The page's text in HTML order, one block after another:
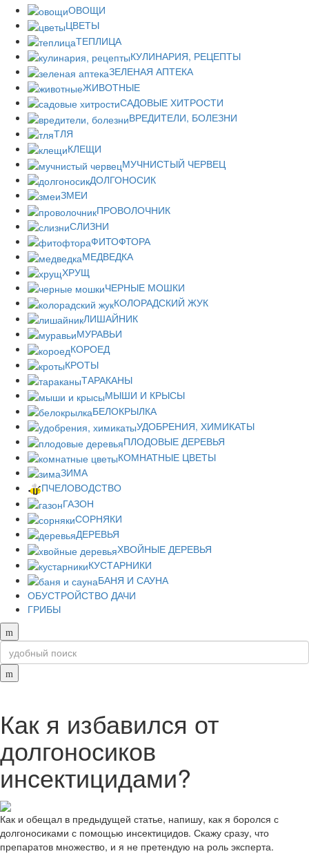
ОВОЩИ
ЦВЕТЫ
ТЕПЛИЦА
КУЛИНАРИЯ, РЕЦЕПТЫ
ЗЕЛЕНАЯ АПТЕКА
ЖИВОТНЫЕ
САДОВЫЕ ХИТРОСТИ
ВРЕДИТЕЛИ, БОЛЕЗНИ
ТЛЯ
КЛЕЩИ
МУЧНИСТЫЙ ЧЕРВЕЦ
ДОЛГОНОСИК
ЗМЕИ
ПРОВОЛОЧНИК
СЛИЗНИ
ФИТОФТОРА
МЕДВЕДКА
ХРУЩ
ЧЕРНЫЕ МОШКИ
КОЛОРАДСКИЙ ЖУК
ЛИШАЙНИК
МУРАВЬИ
КОРОЕД
КРОТЫ
ТАРАКАНЫ
МЫШИ И КРЫСЫ
БЕЛОКРЫЛКА
УДОБРЕНИЯ, ХИМИКАТЫ
ПЛОДОВЫЕ ДЕРЕВЬЯ
КОМНАТНЫЕ ЦВЕТЫ
ЗИМА
ПЧЕЛОВОДСТВО
ГАЗОН
СОРНЯКИ
ДЕРЕВЬЯ
ХВОЙНЫЕ ДЕРЕВЬЯ
КУСТАРНИКИ
БАНЯ И САУНА
ОБУСТРОЙСТВО ДАЧИ
ГРИБЫ
Как я избавился от
долгоносиков
инсектицидами?
Как и обещал в предыдущей статье, напишу, как я боролся с
долгоносиками с помощью инсектицидов. Скажу сразу, что
препаратов множество, и я не претендую на роль эксперта.